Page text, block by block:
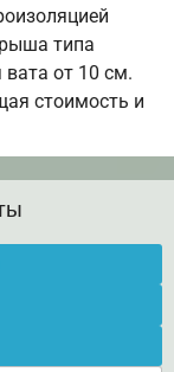
типа
вата от 10 см.
стоимость и